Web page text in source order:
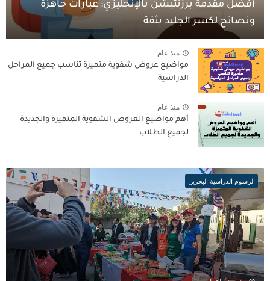
أفضل مقدمة برزنتيشن بالإنجليزي: عبارات جاهزة
ونصائح لكسر الجليد بثقة
منذ عام
مواضيع عروض شفوية متميزة تناسب جميع المراحل
الدراسية
منذ عام
أهم مواضيع العروض الشفوية المتميزة والجديدة
لجميع الطلاب
الرسوم الدراسية البحرين